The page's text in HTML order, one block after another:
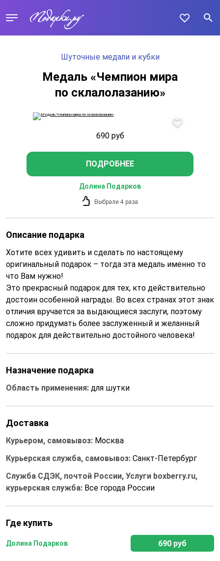
Шуточные медали и кубки
Медаль «Чемпион мира
по склалолазанию»
690 руб
ПОДРОБНЕЕ
Долина Подарков
Выбрали 4 раза
Описание подарка
Хотите всех удивить и сделать по настоящему
оригинальный подарок – тогда эта медаль именно то
что Вам нужно!
Это прекрасный подарок для тех, кто действительно
достоин особенной награды. Во всех странах этот знак
отличия вручается за выдающиеся заслуги, поэтому
сложно придумать более заслуженный и желанный
подарок для действительно достойного человека!
Назначение подарка
Область применения: для шутки
Доставка
Курьером, самовывоз: Москва
Курьерская служба, самовывоз: Санкт-Петербург
Служба СДЭК, почтой России, Услуги boxberry.ru,
курьерская служба: Все города России
Где купить
Долина Подарков 690 руб